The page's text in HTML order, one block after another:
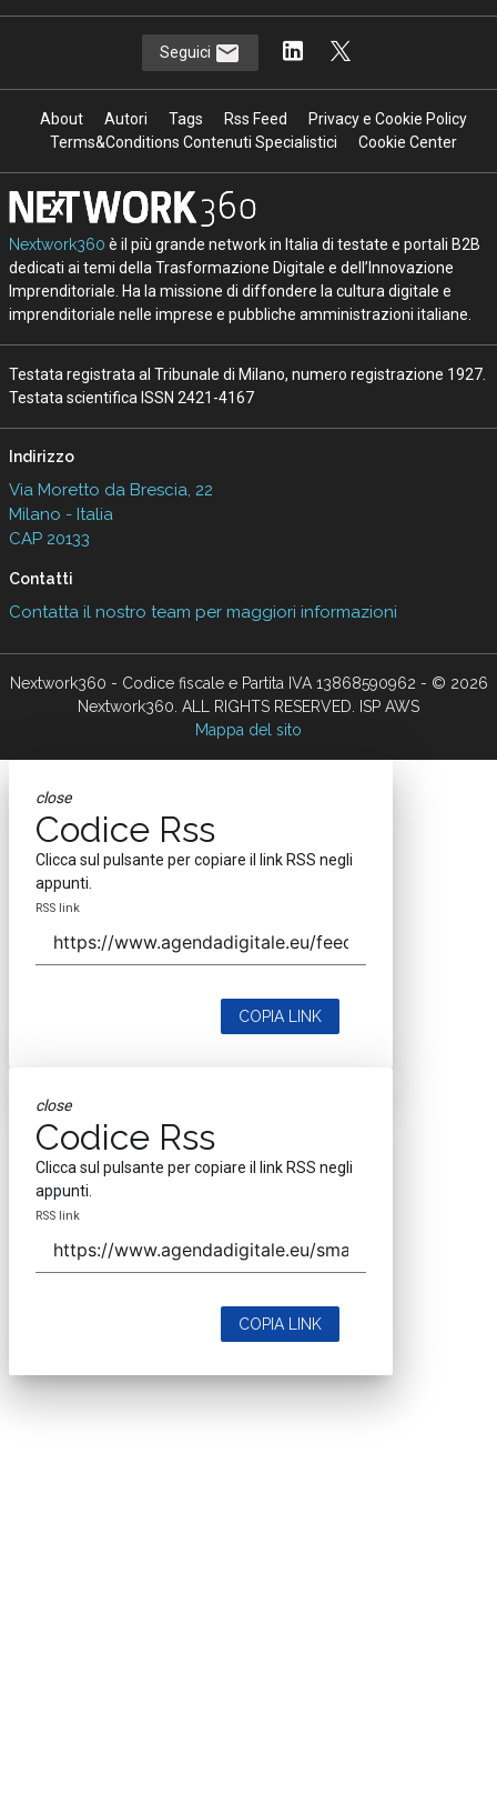
Seguici
About Autori Tags Rss Feed
Privacy e Cookie Policy
Terms&Conditions Contenuti Specialistici
Cookie Center
Nextwork360 è il più grande network in Italia di testate e portali B2B
dedicati ai temi della Trasformazione Digitale e dell’Innovazione
Imprenditoriale. Ha la missione di diffondere la cultura digitale e
imprenditoriale nelle imprese e pubbliche amministrazioni italiane.
Testata registrata al Tribunale di Milano, numero registrazione 1927.
Testata scientifica ISSN 2421-4167
Indirizzo
Via Moretto da Brescia, 22
Milano - Italia
CAP 20133
Contatti
Contatta il nostro team per maggiori informazioni
Nextwork360 - Codice fiscale e Partita IVA 13868590962 - © 2026
Nextwork360. ALL RIGHTS RESERVED. ISP AWS
Mappa del sito
close
Codice Rss
Clicca sul pulsante per copiare il link RSS negli
appunti.
RSS link
COPIA LINK
close
Codice Rss
Clicca sul pulsante per copiare il link RSS negli
appunti.
RSS link
COPIA LINK